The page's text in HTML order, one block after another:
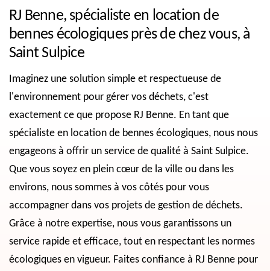
RJ Benne, spécialiste en location de
bennes écologiques près de chez vous, à
Saint Sulpice
Imaginez une solution simple et respectueuse de
l'environnement pour gérer vos déchets, c'est
exactement ce que propose RJ Benne. En tant que
spécialiste en location de bennes écologiques, nous nous
engageons à offrir un service de qualité à Saint Sulpice.
Que vous soyez en plein cœur de la ville ou dans les
environs, nous sommes à vos côtés pour vous
accompagner dans vos projets de gestion de déchets.
Grâce à notre expertise, nous vous garantissons un
service rapide et efficace, tout en respectant les normes
écologiques en vigueur. Faites confiance à RJ Benne pour